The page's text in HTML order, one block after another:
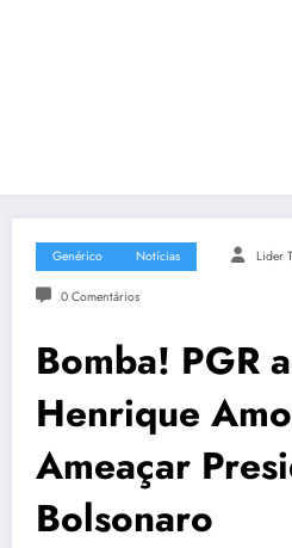
Genérico Notícias Lider
0 Comentários
Bomba! PGR
Henrique
Ameaçar
Bolsonaro